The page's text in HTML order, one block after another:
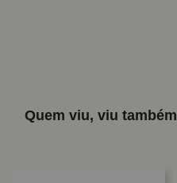
Quem viu, viu também